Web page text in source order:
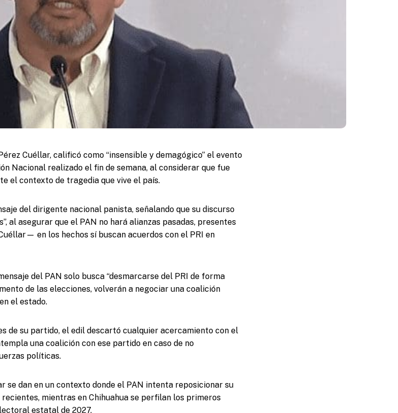
Cuéllar, calificó como “insensible y demagógico” el evento
Nacional realizado el fin de semana, al considerar que fue
el contexto de tragedia que vive el país.
del dirigente nacional panista, señalando que su discurso
al asegurar que el PAN no hará alianzas pasadas, presentes
en los hechos sí buscan acuerdos con el PRI en
del PAN solo busca “desmarcarse del PRI de forma
de las elecciones, volverán a negociar una coalición
el estado.
de su partido, el edil descartó cualquier acercamiento con el
una coalición con ese partido en caso de no
políticas.
se dan en un contexto donde el PAN intenta reposicionar su
mientras en Chihuahua se perfilan los primeros
estatal de 2027.